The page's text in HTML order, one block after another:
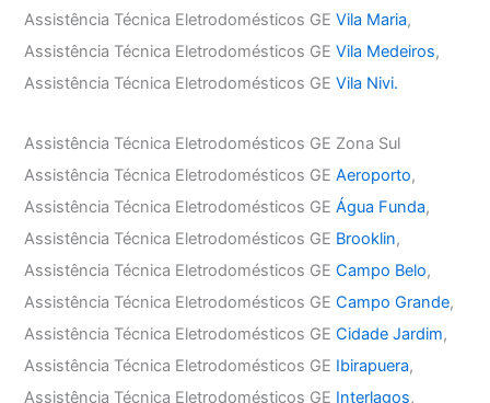
Assistência Técnica Eletrodomésticos GEVila Maria,
Assistência Técnica Eletrodomésticos GEVila Medeiros,
Assistência Técnica Eletrodomésticos GEVila Nivi.
Assistência Técnica Eletrodomésticos GE Zona Sul
Assistência Técnica Eletrodomésticos GEAeroporto,
Assistência Técnica Eletrodomésticos GEÁgua Funda,
Assistência Técnica Eletrodomésticos GE Brooklin,
Assistência Técnica Eletrodomésticos GECampo Belo,
Assistência Técnica Eletrodomésticos GECampo Grande,
Assistência Técnica Eletrodomésticos GECidade Jardim,
Assistência Técnica Eletrodomésticos GE Ibirapuera,
Assistência Técnica Eletrodomésticos GE Interlagos,